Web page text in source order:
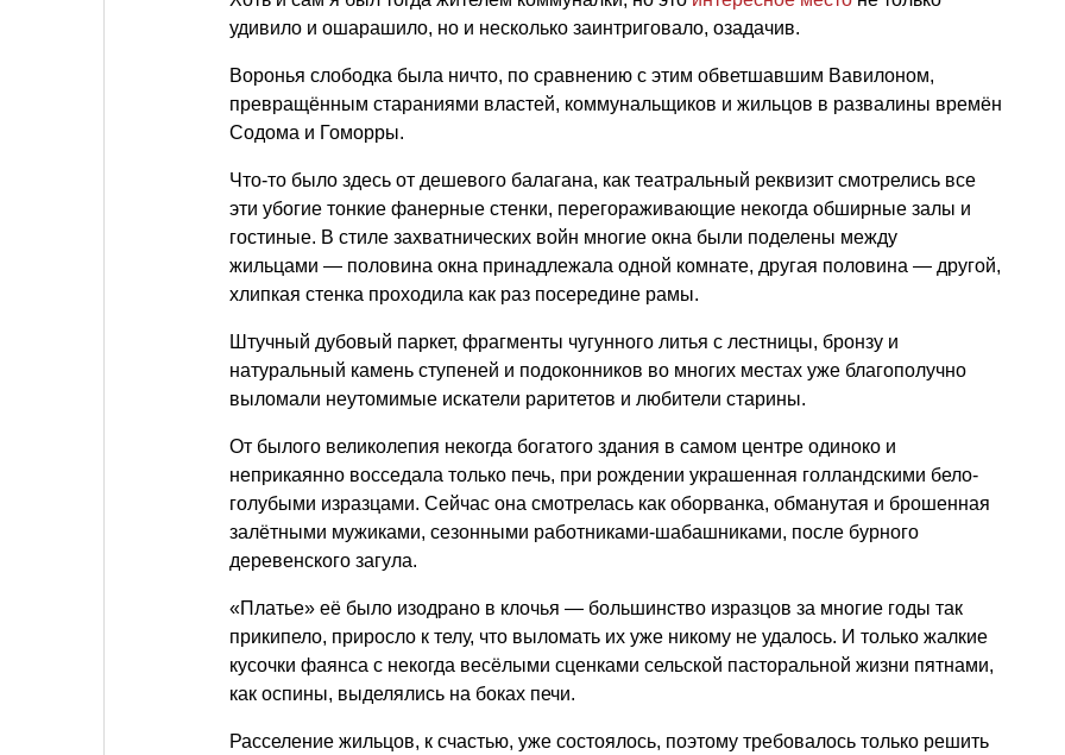
удивило и ошарашило, но и несколько заинтриговало, озадачив.
Воронья слободка была ничто, по сравнению с этим обветшавшим Вавилоном,
превращённым стараниями властей, коммунальщиков и жильцов в развалины времён
Содома и Гоморры.
Что-то было здесь от дешевого балагана, как театральный реквизит смотрелись все
эти убогие тонкие фанерные стенки, перегораживающие некогда обширные залы и
гостиные. В стиле захватнических войн многие окна были поделены между
жильцами — половина окна принадлежала одной комнате, другая половина — другой,
хлипкая стенка проходила как раз посередине рамы.
Штучный дубовый паркет, фрагменты чугунного литья с лестницы, бронзу и
натуральный камень ступеней и подоконников во многих местах уже благополучно
выломали неутомимые искатели раритетов и любители старины.
От былого великолепия некогда богатого здания в самом центре одиноко и
неприкаянно восседала только печь, при рождении украшенная голландскими бело-
голубыми изразцами. Сейчас она смотрелась как оборванка, обманутая и брошенная
залётными мужиками, сезонными работниками-шабашниками, после бурного
деревенского загула.
«Платье» её было изодрано в клочья — большинство изразцов за многие годы так
прикипело, приросло к телу, что выломать их уже никому не удалось. И только жалкие
кусочки фаянса с некогда весёлыми сценками сельской пасторальной жизни пятнами,
как оспины, выделялись на боках печи.
Расселение жильцов, к счастью, уже состоялось, поэтому требовалось только решить